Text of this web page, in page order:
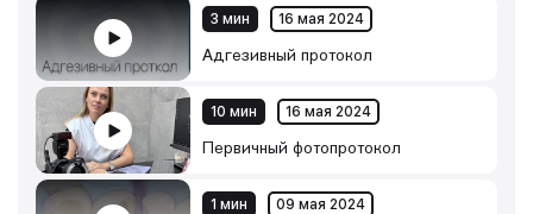
3 мин 16 мая 2024
Адгезивный протокол
10 мин 16 мая 2024
Первичный фотопротокол
1 мин 09 мая 2024